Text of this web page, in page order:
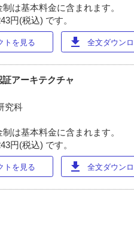
は基本料金に含まれます。
円(税込) です。
トを見る download 全文ダウン
アーキテクチャ
究科
は基本料金に含まれます。
円(税込) です。
トを見る download 全文ダウン